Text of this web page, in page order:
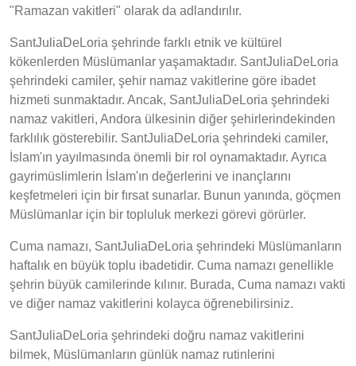
"Ramazan vakitleri" olarak da adlandırılır.
SantJuliaDeLoria şehrinde farklı etnik ve kültürel
kökenlerden Müslümanlar yaşamaktadır. SantJuliaDeLoria
şehrindeki camiler, şehir namaz vakitlerine göre ibadet
hizmeti sunmaktadır. Ancak, SantJuliaDeLoria şehrindeki
namaz vakitleri, Andora ülkesinin diğer şehirlerindekinden
farklılık gösterebilir. SantJuliaDeLoria şehrindeki camiler,
İslam'ın yayılmasında önemli bir rol oynamaktadır. Ayrıca
gayrimüslimlerin İslam'ın değerlerini ve inançlarını
keşfetmeleri için bir fırsat sunarlar. Bunun yanında, göçmen
Müslümanlar için bir topluluk merkezi görevi görürler.
Cuma namazı, SantJuliaDeLoria şehrindeki Müslümanların
haftalık en büyük toplu ibadetidir. Cuma namazı genellikle
şehrin büyük camilerinde kılınır. Burada, Cuma namazı vakti
ve diğer namaz vakitlerini kolayca öğrenebilirsiniz.
SantJuliaDeLoria şehrindeki doğru namaz vakitlerini
bilmek, Müslümanların günlük namaz rutinlerini